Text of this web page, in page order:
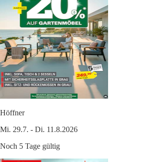
Höffner
Mi. 29.7. - Di. 11.8.2026
Noch 5 Tage gültig